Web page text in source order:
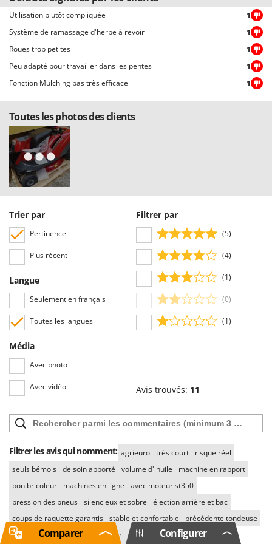
Utilisation plutôt compliquée
1
Système de ramassage d'herbe à revoir
1
Roues trop petites
1
Peu adapté pour travailler dans les pentes
1
Fonction Mulching pas très efficace
1
Toutes les photos des clients
Trier par
Pertinence
Plus récent
Langue
Seulement en français
Toutes les langues
Média
Avec photo
Avec vidéo
Filtrer par
(5)
(4)
(1)
(0)
(1)
Avis trouvés: 11
Filtrer les avis qui nomment: agrieuro très court
risque réel
seuls bémols de soin apporté volume d' huile
machine en rapport
bon bricoleur
machines en ligne
avec moteur st350
pression des pneus silencieux et sobre
éjection arrière et bac
coups de raquette garantis stable et confortable
précédente tondeuse
conception structurelle
suis sûr point mort montage du bac
Configurer
Comparer